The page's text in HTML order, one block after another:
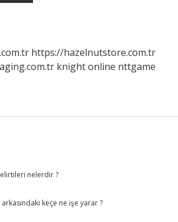
https://hazelnutstore.com.tr
knight online nttgame
nelerdir ?
keçe ne işe yarar ?